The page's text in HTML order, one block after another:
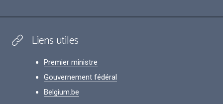
Liens utiles
Premier ministre
Gouvernement fédéral
Belgium.be